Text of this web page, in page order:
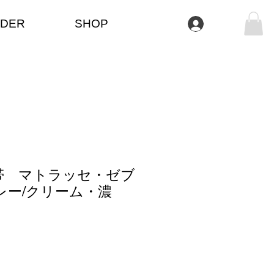
SHOP
マトラッセ・ゼブ
ー/クリーム・濃